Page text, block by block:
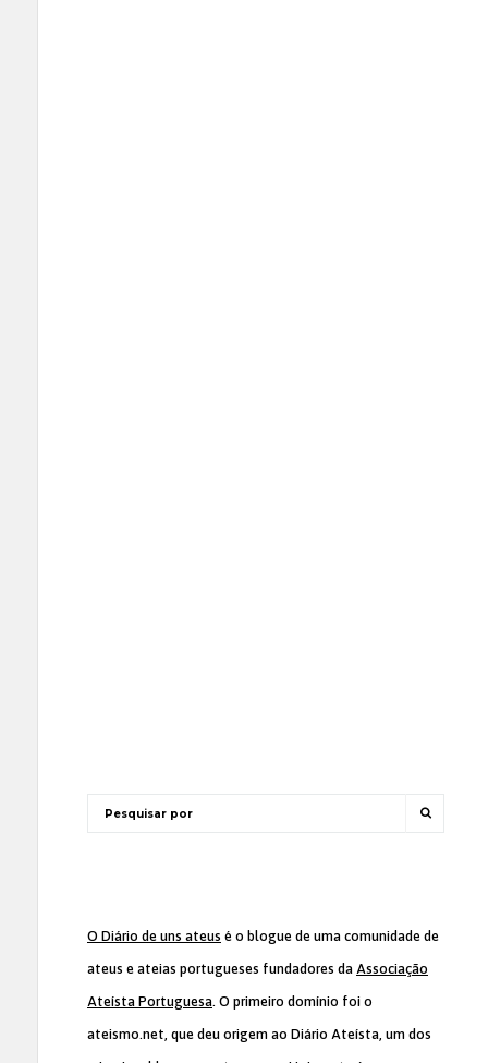
O Diário de uns ateus é o blogue de uma comunidade de
ateus e ateias portugueses fundadores da Associação
Ateísta Portuguesa. O primeiro domínio foi o
ateismo.net, que deu origem ao Diário Ateísta, um dos